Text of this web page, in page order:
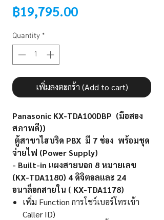
฿19,795.00Price
Quantity *
เพิ่มลงตะกร้า (Add to cart)
Panasonic KX-TDA100DBP (มือสอง
สภาพดี))
ตู้สาขาไฮบริด PBX มี 7 ช่อง พร้อมชุด
จ่ายไฟ (Power Supply)
- Built-in แผงสายนอก 8 หมายเลข
(KX-TDA1180) 4 ดิจิตอลและ 24
อนาล็อกสายใน ( KX-TDA1178)
เพิ่ม Function การโชว์เบอร์โทรเข้า
Caller ID)